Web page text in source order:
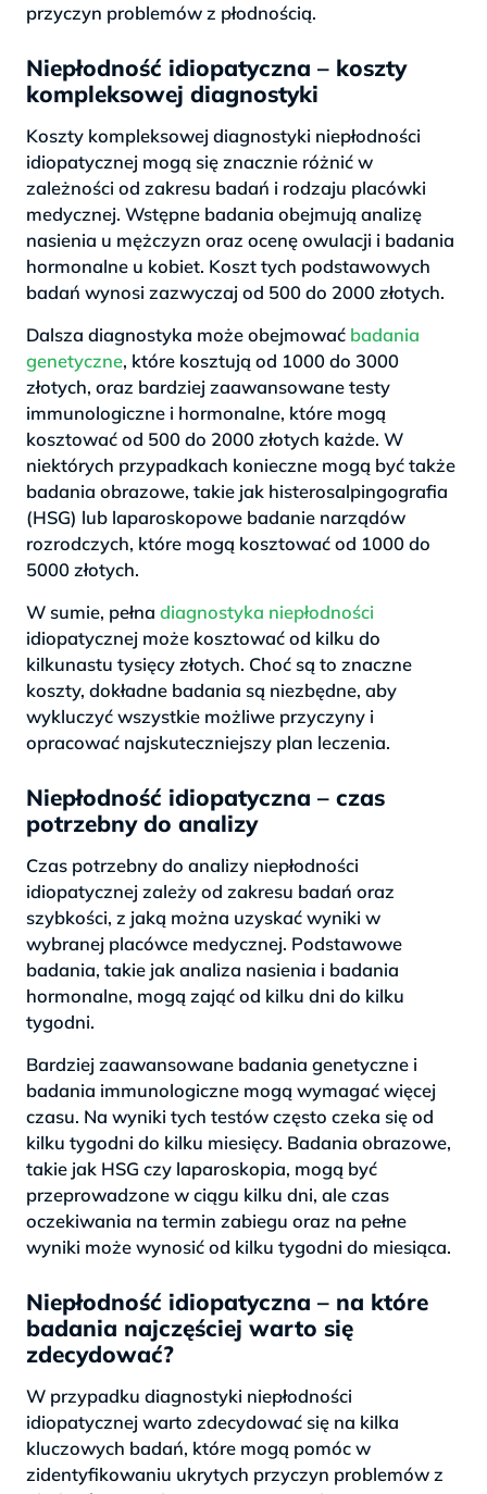
przyczyn problemów z płodnością.
Niepłodność idiopatyczna – koszty
kompleksowej diagnostyki
Koszty kompleksowej diagnostyki niepłodności
idiopatycznej mogą się znacznie różnić w
zależności od zakresu badań i rodzaju placówki
medycznej. Wstępne badania obejmują analizę
nasienia u mężczyzn oraz ocenę owulacji i badania
hormonalne u kobiet. Koszt tych podstawowych
badań wynosi zazwyczaj od 500 do 2000 złotych.
Dalsza diagnostyka może obejmować badania
genetyczne, które kosztują od 1000 do 3000
złotych, oraz bardziej zaawansowane testy
immunologiczne i hormonalne, które mogą
kosztować od 500 do 2000 złotych każde. W
niektórych przypadkach konieczne mogą być także
badania obrazowe, takie jak histerosalpingografia
(HSG) lub laparoskopowe badanie narządów
rozrodczych, które mogą kosztować od 1000 do
5000 złotych.
W sumie, pełna diagnostyka niepłodności
idiopatycznej może kosztować od kilku do
kilkunastu tysięcy złotych. Choć są to znaczne
koszty, dokładne badania są niezbędne, aby
wykluczyć wszystkie możliwe przyczyny i
opracować najskuteczniejszy plan leczenia.
Niepłodność idiopatyczna – czas
potrzebny do analizy
Czas potrzebny do analizy niepłodności
idiopatycznej zależy od zakresu badań oraz
szybkości, z jaką można uzyskać wyniki w
wybranej placówce medycznej. Podstawowe
badania, takie jak analiza nasienia i badania
hormonalne, mogą zająć od kilku dni do kilku
tygodni.
Bardziej zaawansowane badania genetyczne i
badania immunologiczne mogą wymagać więcej
czasu. Na wyniki tych testów często czeka się od
kilku tygodni do kilku miesięcy. Badania obrazowe,
takie jak HSG czy laparoskopia, mogą być
przeprowadzone w ciągu kilku dni, ale czas
oczekiwania na termin zabiegu oraz na pełne
wyniki może wynosić od kilku tygodni do miesiąca.
Niepłodność idiopatyczna – na które
badania najczęściej warto się
zdecydować?
W przypadku diagnostyki niepłodności
idiopatycznej warto zdecydować się na kilka
kluczowych badań, które mogą pomóc w
zidentyfikowaniu ukrytych przyczyn problemów z